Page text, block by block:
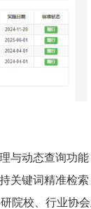
与动态查询功能
关键词精准检
院校、行业协会